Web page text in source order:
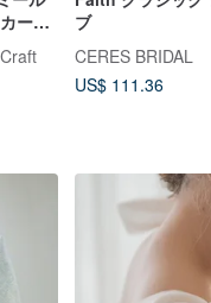
ーフ
ブ
CERES BRIDAL
US$ 111.36